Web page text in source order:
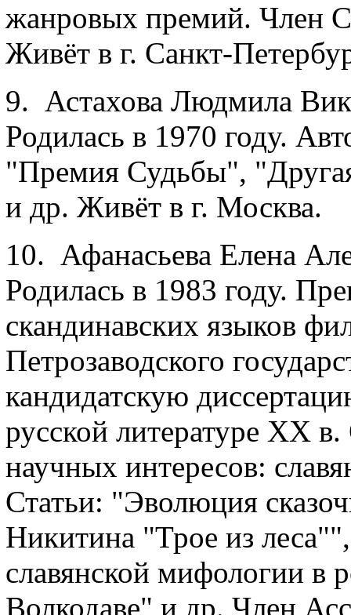
жанровых премий. Член
Живёт в г. Санкт-
9. Астахова Людмила
Родилась в 1970 году.
"Премия Судьбы",
и др. Живёт в г. Москва.
10. Афанасьева Елена
Родилась в 1983 году.
скандинавских языков
Петрозаводского
кандидатскую
русской литературе ХХ
научных интересов:
Статьи: "Эволюция
Никитина "Трое из
славянской мифологии
Волкодаве" и др. Член